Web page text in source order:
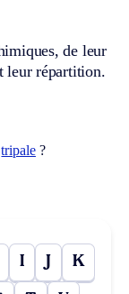
de leur
leur répartition.
tripale?
I J K